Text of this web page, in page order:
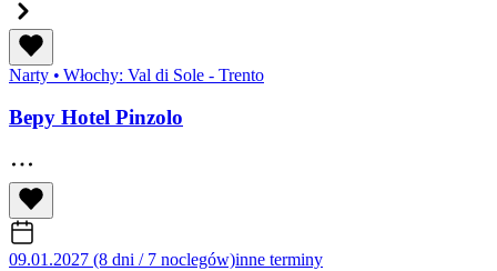
Narty • Włochy: Val di Sole - Trento
Bepy Hotel Pinzolo
09.01.2027 (8 dni / 7 noclegów)inne terminy